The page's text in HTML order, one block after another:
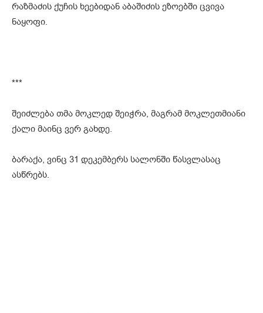
რაზმაძის ქუჩის ხეებიდან აბაშიძის ეზოებში ცვივა
ნაყოფი.
***
შეიძლება თმა მოკლედ შეიჭრა, მაგრამ მოკლეთმიანი
ქალი მაინც ვერ გახდე.
ბარაქა, ვინც 31 დეკემბერს სალონში წასვლასაც
ასწრებს.